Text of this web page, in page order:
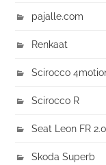
pajalle.com
Renkaat
Scirocco
Scirocco R
Seat Leon FR
Skoda Superb